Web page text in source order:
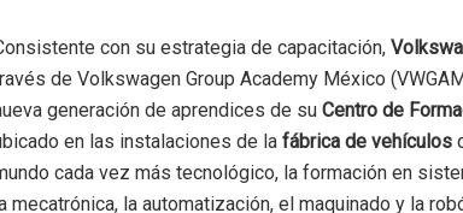
con su estrategia de capacitación,
de Volkswagen Group Academy México
generación de aprendices de su Centro de
en las instalaciones de la fábrica de vehículos
cada vez más tecnológico, la formación en
mecatrónica, la automatización, el maquinado y la